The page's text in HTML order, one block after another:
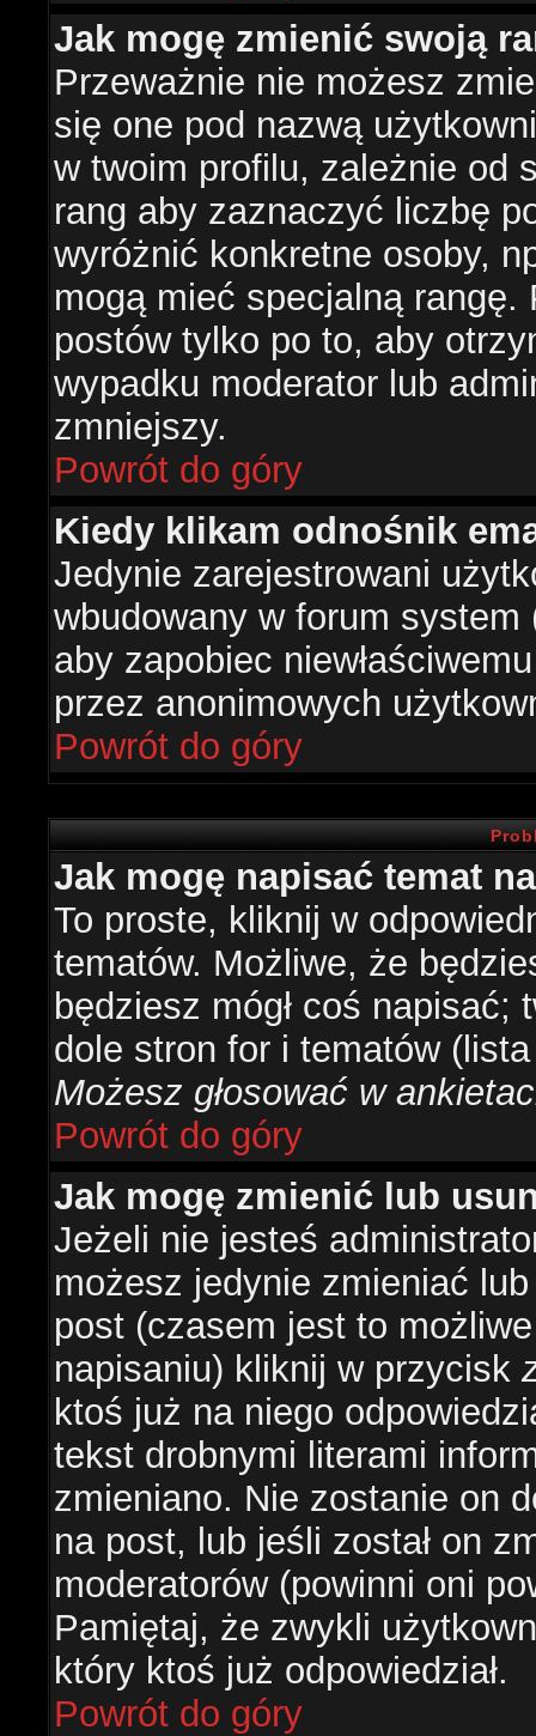
Jak mogę zmienić swoją
Przeważnie nie możesz
się one pod nazwą
w twoim profilu, zależnie od
rang aby zaznaczyć liczbę
wyróżnić konkretne osoby,
mogą mieć specjalną
postów tylko po to, aby
wypadku moderator lub
zmniejszy.
Powrót do góry
Kiedy klikam odnośnik
Jedynie zarejestrowani
wbudowany w forum system
aby zapobiec
przez anonimowych
Powrót do góry
Jak mogę napisać temat
To proste, kliknij w
tematów. Możliwe, że
będziesz mógł coś
dole stron for i tematów
Możesz głosować w
Powrót do góry
Jak mogę zmienić lub
Jeżeli nie jesteś
możesz jedynie zmieniać
post (czasem jest to
napisaniu) kliknij w przycisk
ktoś już na niego
tekst drobnymi literami
zmieniano. Nie zostanie on
na post, lub jeśli został on
moderatorów (powinni oni
Pamiętaj, że zwykli
który ktoś już odpowiedział.
Powrót do góry